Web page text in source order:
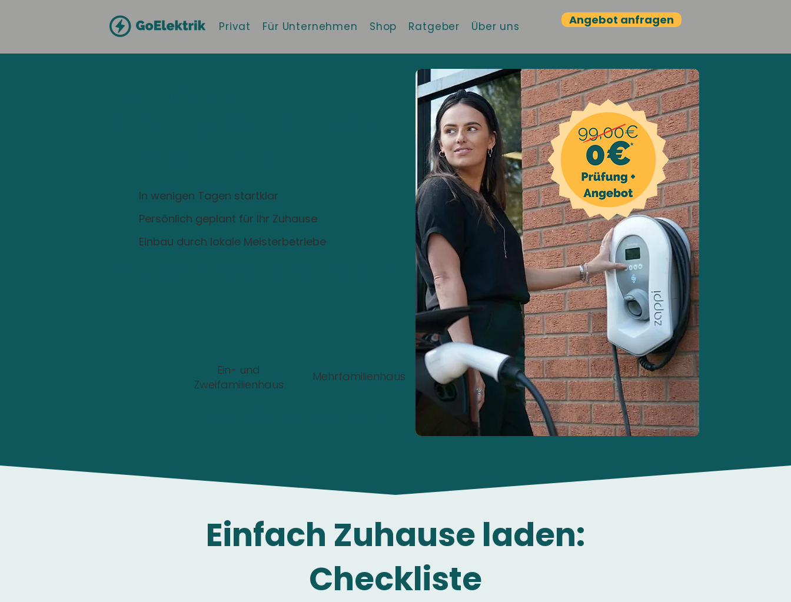
Privat Für Unternehmen Shop Ratgeber Über uns Angebot anfragen
In wenigen Tagen startklar
Persönlich geplant für Ihr Zuhause
Einbau durch lokale Meisterbetriebe
Ein- und
Zweifamilienhaus
Mehrfamilienhaus
Einfach Zuhause laden:
Checkliste